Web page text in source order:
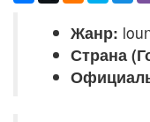
Жанр:
Страна